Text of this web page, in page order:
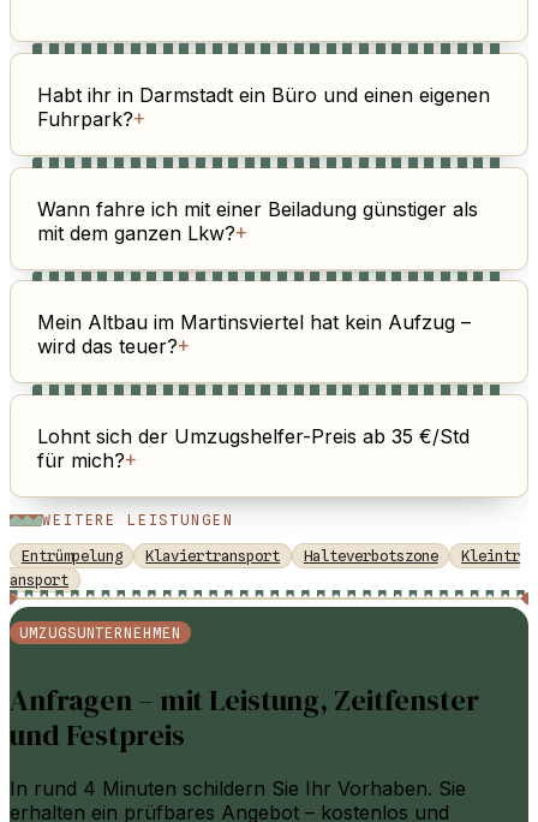
Habt ihr in Darmstadt ein Büro und einen eigenen
Fuhrpark?+
Wann fahre ich mit einer Beiladung günstiger als
mit dem ganzen Lkw?+
Mein Altbau im Martinsviertel hat kein Aufzug –
wird das teuer?+
Lohnt sich der Umzugshelfer-Preis ab 35 €/Std
für mich?+
WEITERE LEISTUNGEN
Entrümpelung Klaviertransport Halteverbotszone
Kleintr
ansport
UMZUGSUNTERNEHMEN
Anfragen – mit Leistung, Zeitfenster
und Festpreis
In rund 4 Minuten schildern Sie Ihr Vorhaben. Sie
erhalten ein prüfbares Angebot – kostenlos und